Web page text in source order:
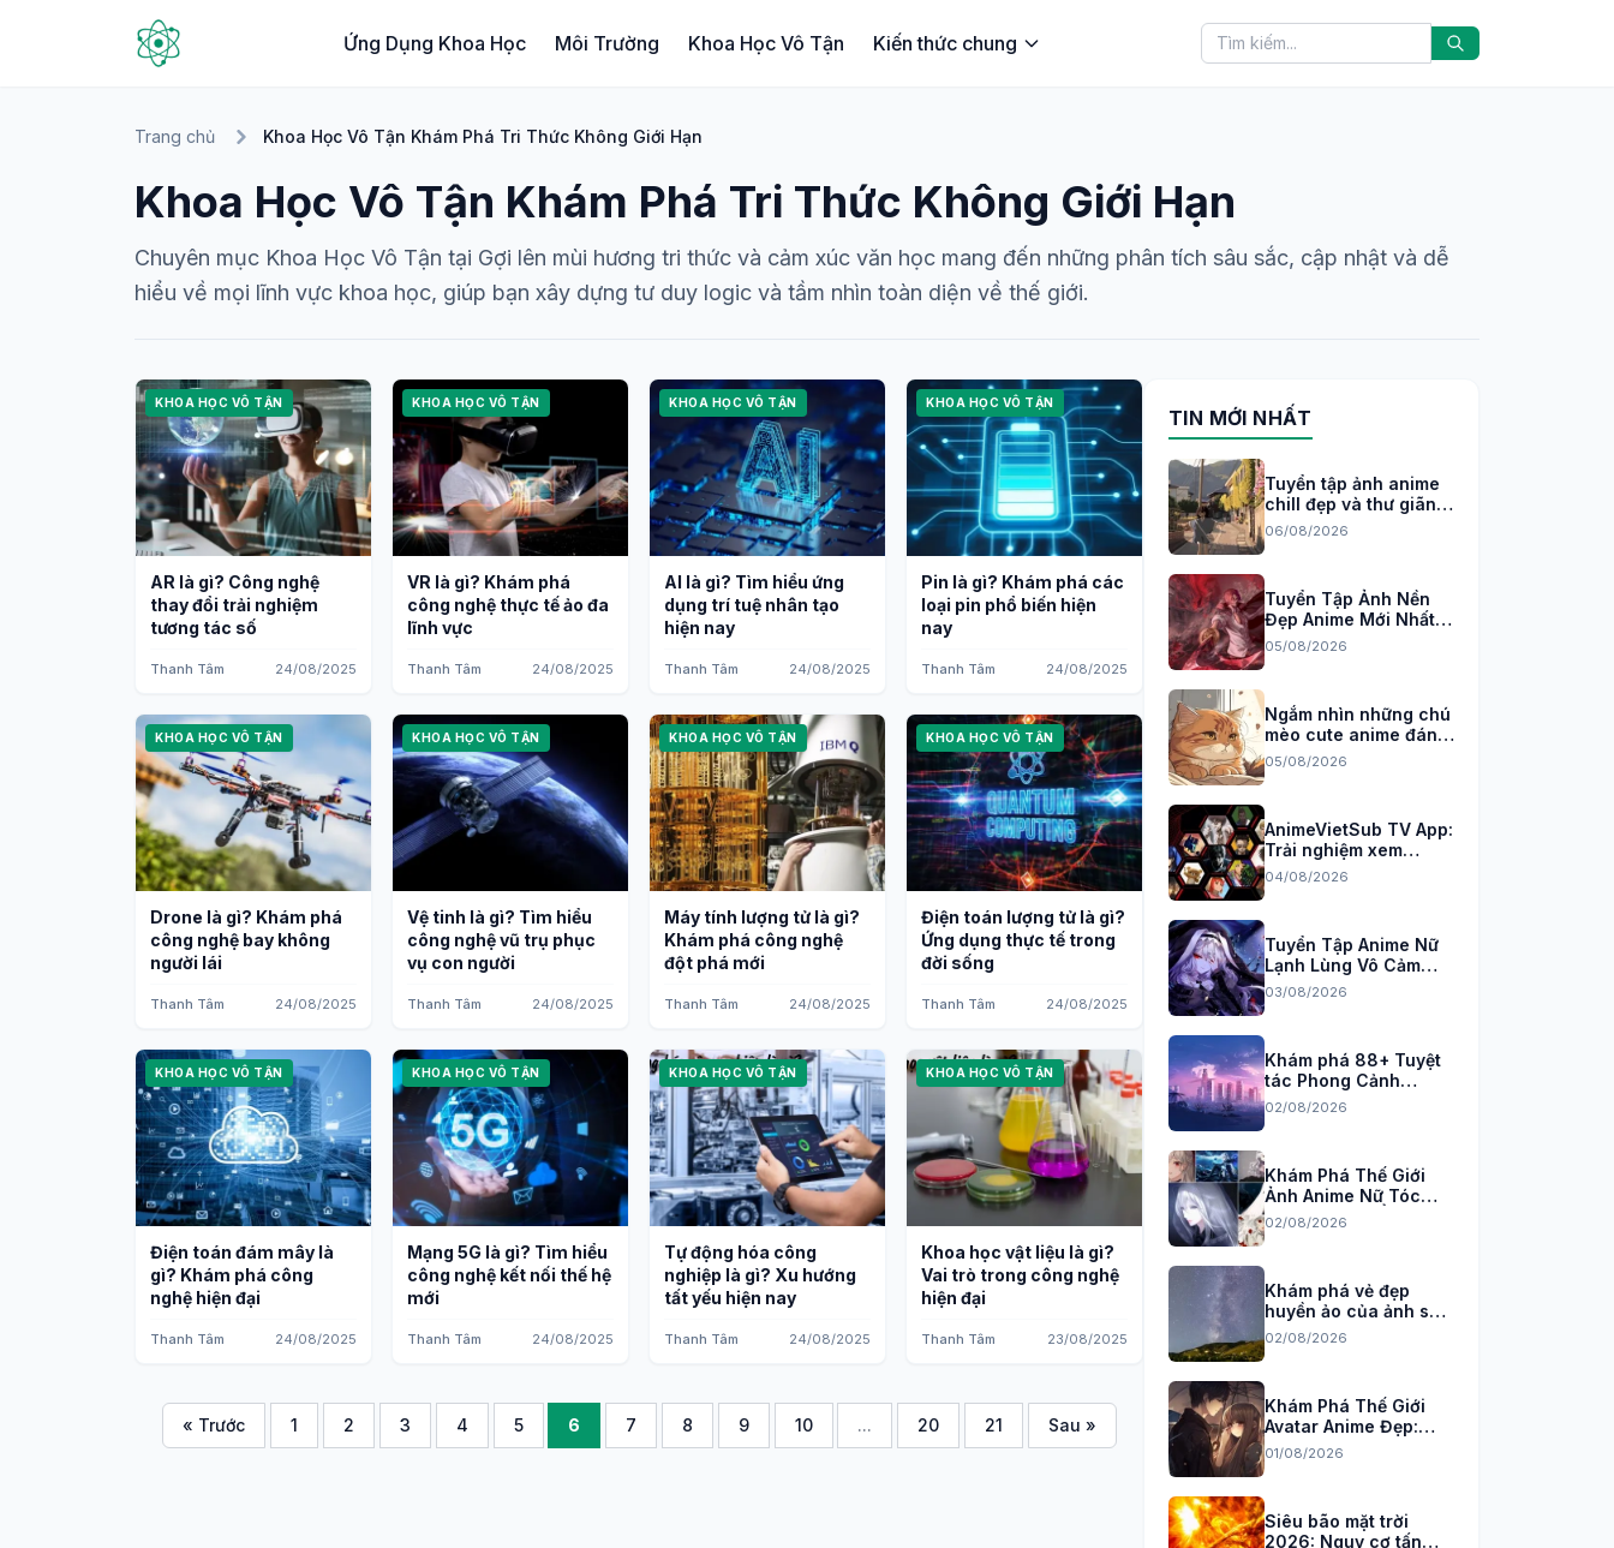
Ứng Dụng Khoa Học Môi Trường Khoa Học Vô Tận Kiến thức chung
Trang chủ Khoa Học Vô Tận Khám Phá Tri Thức Không Giới Hạn
Khoa Học Vô Tận Khám Phá Tri Thức Không Giới Hạn
Chuyên mục Khoa Học Vô Tận tại Gợi lên mùi hương tri thức và cảm xúc văn học mang đến những phân tích sâu sắc, cập nhật và dễ
hiểu về mọi lĩnh vực khoa học, giúp bạn xây dựng tư duy logic và tầm nhìn toàn diện về thế giới.
KHOA HỌC VÔ TẬN
AR là gì? Công nghệ
thay đổi trải nghiệm
tương tác số
Thanh Tâm 24/08/2025
KHOA HỌC VÔ TẬN
VR là gì? Khám phá
công nghệ thực tế ảo đa
lĩnh vực
Thanh Tâm 24/08/2025
KHOA HỌC VÔ TẬN
AI là gì? Tìm hiểu ứng
dụng trí tuệ nhân tạo
hiện nay
Thanh Tâm 24/08/2025
KHOA HỌC VÔ TẬN
Pin là gì? Khám phá các
loại pin phổ biến hiện
nay
Thanh Tâm 24/08/2025
KHOA HỌC VÔ TẬN
Drone là gì? Khám phá
công nghệ bay không
người lái
Thanh Tâm 24/08/2025
KHOA HỌC VÔ TẬN
Vệ tinh là gì? Tìm hiểu
công nghệ vũ trụ phục
vụ con người
Thanh Tâm 24/08/2025
KHOA HỌC VÔ TẬN
Máy tính lượng tử là gì?
Khám phá công nghệ
đột phá mới
Thanh Tâm 24/08/2025
KHOA HỌC VÔ TẬN
Điện toán lượng tử là gì?
Ứng dụng thực tế trong
đời sống
Thanh Tâm 24/08/2025
KHOA HỌC VÔ TẬN
Điện toán đám mây là
gì? Khám phá công
nghệ hiện đại
Thanh Tâm 24/08/2025
KHOA HỌC VÔ TẬN
Mạng 5G là gì? Tìm hiểu
công nghệ kết nối thế hệ
mới
Thanh Tâm 24/08/2025
KHOA HỌC VÔ TẬN
Tự động hóa công
nghiệp là gì? Xu hướng
tất yếu hiện nay
Thanh Tâm 24/08/2025
KHOA HỌC VÔ TẬN
Khoa học vật liệu là gì?
Vai trò trong công nghệ
hiện đại
Thanh Tâm 23/08/2025
« Trước 1 2 3 4 5 6 7 8 9 10 ... 20 21 Sau »
TIN MỚI NHẤT
Tuyển tập ảnh anime
chill đẹp và thư giãn
cho tâm trạng 2026
06/08/2026
Tuyển Tập Ảnh Nền
Đẹp Anime Mới Nhất
Cho Máy Tính 2026
05/08/2026
Ngắm nhìn những chú
mèo cute anime đáng
yêu nhất
05/08/2026
AnimeVietSub TV App:
Trải nghiệm xem
anime đỉnh cao trên
04/08/2026
Tuyển Tập Anime Nữ
Lạnh Lùng Vô Cảm
Cực Ngầu Đốn Tim
03/08/2026
Khám phá 88+ Tuyệt
tác Phong Cảnh
Anime 3D, 4K Sắc Nét
02/08/2026
Khám Phá Thế Giới
Ảnh Anime Nữ Tóc
Trắng Đầy Bí Ẩn và
02/08/2026
Khám phá vẻ đẹp
huyền ảo của ảnh sao
băng trên bầu trời
02/08/2026
Khám Phá Thế Giới
Avatar Anime Đẹp:
Tuyển Tập Hình Nền
01/08/2026
Siêu bão mặt trời
2026: Nguy cơ tấn